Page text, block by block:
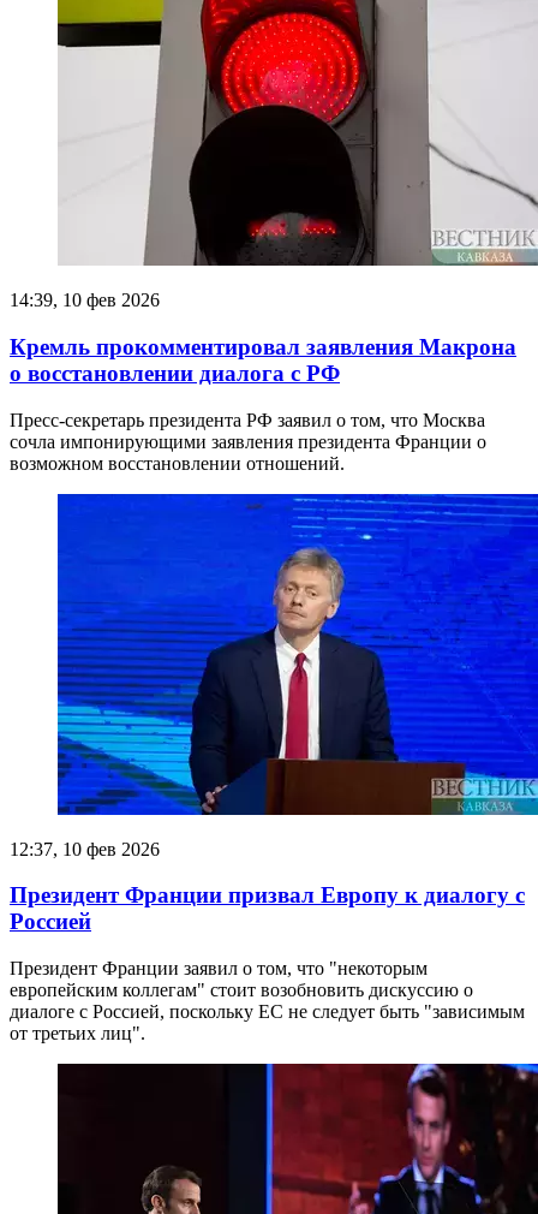
14:39, 10 фев 2026
Кремль прокомментировал заявления Макрона
о восстановлении диалога с РФ
Пресс-секретарь президента РФ заявил о том, что Москва
сочла импонирующими заявления президента Франции о
возможном восстановлении отношений.
12:37, 10 фев 2026
Президент Франции призвал Европу к диалогу с
Россией
Президент Франции заявил о том, что "некоторым
европейским коллегам" стоит возобновить дискуссию о
диалоге с Россией, поскольку ЕС не следует быть "зависимым
от третьих лиц".